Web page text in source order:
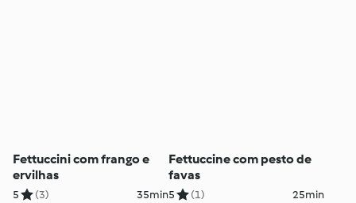
Fettuccini com frango e
ervilhas
5 (3) 35min
Fettuccine com pesto de
favas
5 (1) 25min